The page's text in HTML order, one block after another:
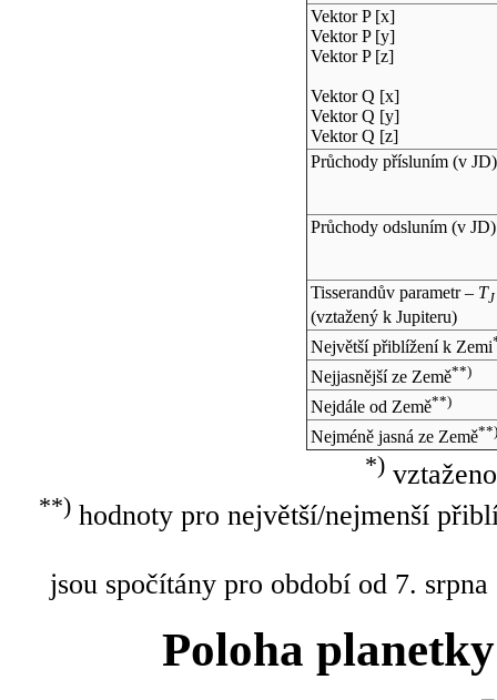
Vektor P [x]
Vektor P [y]
Vektor P [z]
Vektor Q [x]
Vektor Q [y]
Vektor Q [z]
Průchody přísluním (v JD)
Průchody odsluním (v JD)
Tisserandův parametr – TJ
(vztažený k Jupiteru)
Největší přiblížení k Zemi
Nejjasnější ze Země**)
Nejdále od Země**)
Nejméně jasná ze Země**)
*)
**)hodnoty pro největší/nejmenší
jsou spočítány pro období od 7.
Poloha